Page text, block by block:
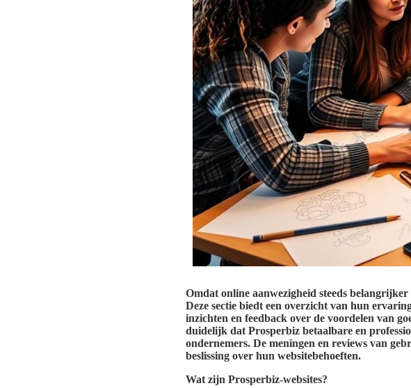
Omdat online aanwezigheid steeds
Deze sectie biedt een overzicht van hun
inzichten en feedback over de voordelen van
duidelijk dat Prosperbiz betaalbare en
ondernemers. De meningen en reviews van
beslissing over hun websitebehoeften.
Wat zijn Prosperbiz-websites?